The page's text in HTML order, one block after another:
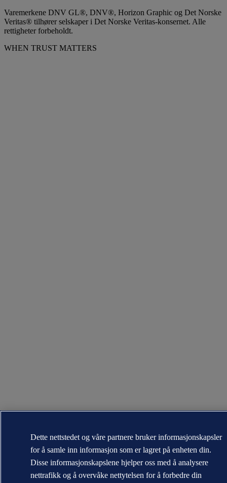
Varemerkene DNV GL®, DNV®, Horizon Graphic og Det Norske
Veritas® tilhører selskaper i Det Norske Veritas-konsernet. Alle
rettigheter forbeholdt.
WHEN TRUST MATTERS
Dette nettstedet og våre partnere bruker informasjonskapsler
for å samle inn informasjon som er lagret på enheten din.
Disse informasjonskapslene hjelper oss med å analysere
nettrafikk og å overvåke nettytelsen for å forbedre din